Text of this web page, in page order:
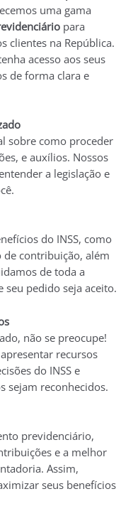
uma gama
para
clientes na República.
acesso aos seus
de forma clara e
sobre como proceder
e auxílios. Nossos
a legislação e
do INSS, como
contribuição, além
de toda a
seu pedido seja aceito.
não se preocupe!
recursos
do INSS e
sejam reconhecidos.
previdenciário,
e a melhor
Assim,
seus benefícios